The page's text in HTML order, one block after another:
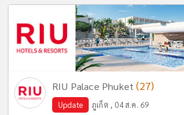
RIU Palace Phuket(27)
Update ภูเก็ต , 04 ส.ค. 69